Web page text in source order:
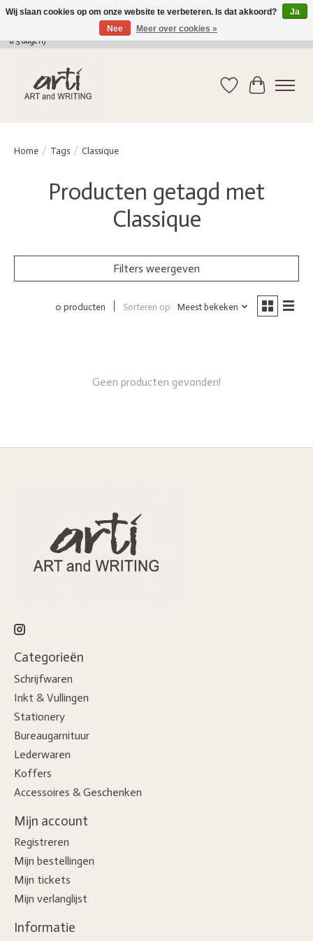
verkoop@arti-artandwriting.be/ +32 (0)471 41 82 41 / GRATIS verzending > 75 euro (2
a 5 dagen)
Verlanglijst
Home / Tags / Classique
Producten getagd met
Classique
Filters weergeven
0 producten Sorteren op Meest bekeken
Geen producten gevonden!
Categorieën
Schrijfwaren
Inkt & Vullingen
Stationery
Bureaugarnituur
Lederwaren
Koffers
Accessoires & Geschenken
Mijn account
Registreren
Mijn bestellingen
Mijn tickets
Mijn verlanglijst
Informatie
Wij slaan cookies op om onze website te verbeteren. Is dat akkoord?
Ja
Nee
Meer over cookies »